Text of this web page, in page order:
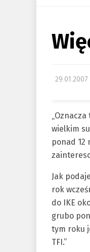
wielkim
ponad
Jak
rok
do IKE
grubo
tym roku
TFI.”